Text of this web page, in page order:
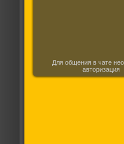
Для общения в чате
авторизация